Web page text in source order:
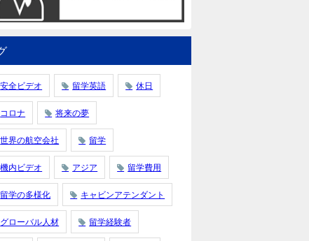
安全ビデオ 留学英語 休日
コロナ 将来の夢
世界の航空会社 留学
機内ビデオ アジア 留学費用
留学の多様化 キャビンアテンダント
グローバル人材 留学経験者